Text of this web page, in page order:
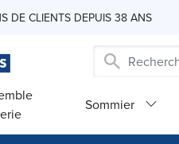
DE CLIENTS DEPUIS 38 ANS
Sommier